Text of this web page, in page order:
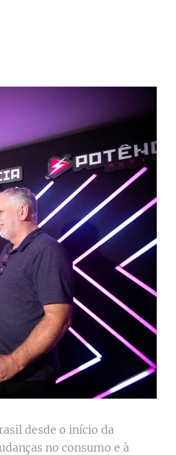
desde o início da
no consumo e à